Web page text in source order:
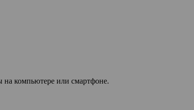
на компьютере или смартфоне.